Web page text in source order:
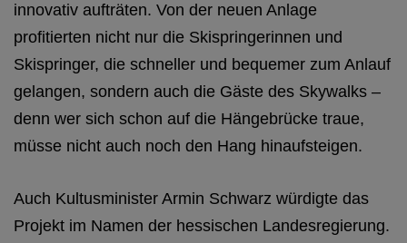
innovativ aufträten. Von der neuen Anlage
profitierten nicht nur die Skispringerinnen und
Skispringer, die schneller und bequemer zum Anlauf
gelangen, sondern auch die Gäste des Skywalks –
denn wer sich schon auf die Hängebrücke traue,
müsse nicht auch noch den Hang hinaufsteigen.
Auch Kultusminister Armin Schwarz würdigte das
Projekt im Namen der hessischen Landesregierung.